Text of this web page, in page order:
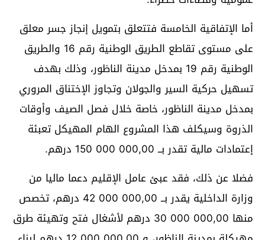
أما الإتفاقية الخامسة فتتعلق بتمويل إنجاز جسر معلق
على مستوى تقاطع الطريق الوطنية رقم 16 والطريق
الوطنية رقم 19 بمدخل مدينة الناظور، وذلك بهدف
تسهيل حركية السير والجولان وتجاوز الإختناق المروري
بمدخل مدينة الناظور، خاصة خلال فصل الصيف وأوقات
الذروة وسيكلف هذا المشروع الهام المهيكل تعبئة
إعتمادات مالية تقدر بــ 150 000 000,00 درهم.
فضلا عن ذلك، فقد عبئ عامل الإقليم دعما ماليا من
وزارة الداخلية يقدر بــ 42 000 000,00 درهم، تخصص
منها 30 000 000,00 درهم لأشغال فتح وتهيئة طرق